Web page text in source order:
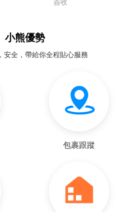
簽收
小熊優勢
安全，帶給你全程貼心服務
包裹跟蹤